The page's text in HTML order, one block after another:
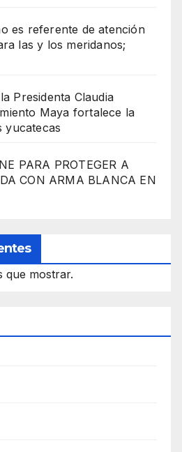
es referente de atención
las y los meridanos;
Presidenta Claudia
Maya fortalece la
yucatecas
PARA PROTEGER A
CON ARMA BLANCA EN
que mostrar.